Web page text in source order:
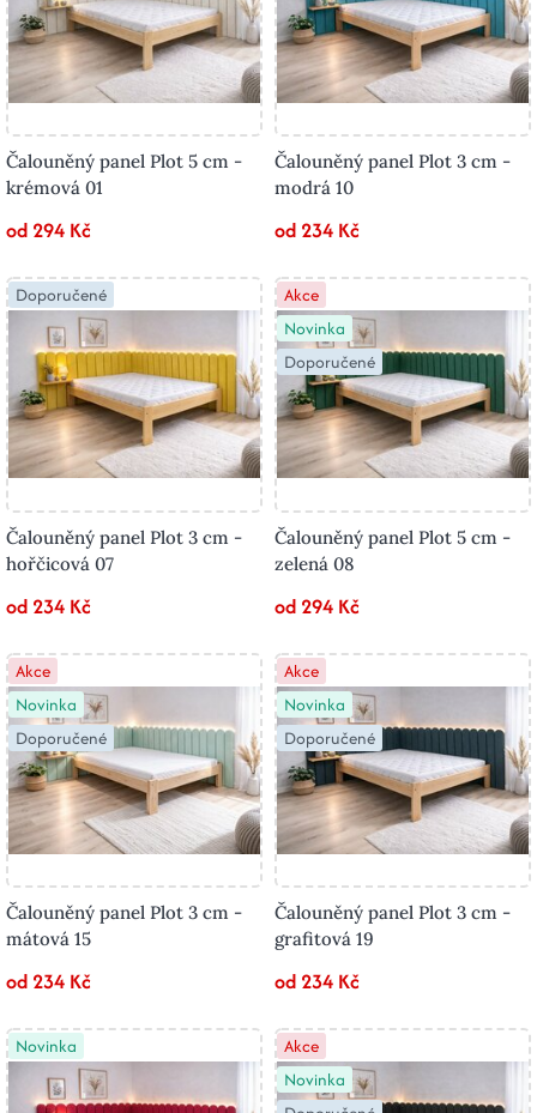
Čalouněný panel Plot 5 cm -
krémová 01
od 294 Kč
Čalouněný panel Plot 3 cm -
modrá 10
od 234 Kč
Doporučené
Čalouněný panel Plot 3 cm -
hořčicová 07
od 234 Kč
Akce
Novinka
Doporučené
Čalouněný panel Plot 5 cm -
zelená 08
od 294 Kč
Akce
Novinka
Doporučené
Čalouněný panel Plot 3 cm -
mátová 15
od 234 Kč
Akce
Novinka
Doporučené
Čalouněný panel Plot 3 cm -
grafitová 19
od 234 Kč
Novinka
Akce
Novinka